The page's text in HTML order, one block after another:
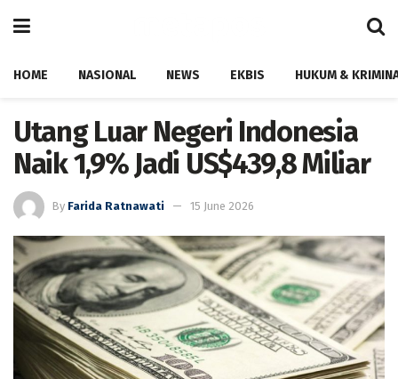
HOME NASIONAL NEWS EKBIS HUKUM &
Utang Luar Negeri Indonesia
Naik 1,9% Jadi US$439,8 Miliar
By Farida Ratnawati 15 June 2026